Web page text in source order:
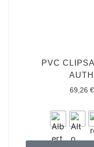
PVC
69,26 €